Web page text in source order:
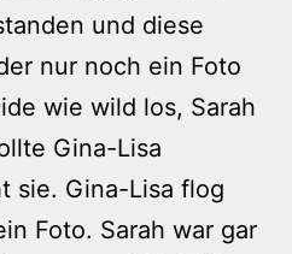
und diese
nur noch ein Foto
wie wild los, Sarah
Gina-Lisa
sie. Gina-Lisa flog
Foto. Sarah war gar